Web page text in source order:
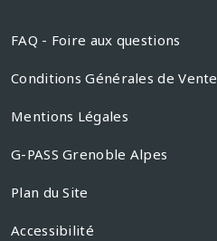
FAQ - Foire aux questions
Conditions Générales de Vente
Mentions Légales
G-PASS Grenoble Alpes
Plan du Site
Accessibilité